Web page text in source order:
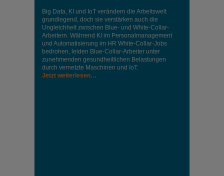
Big Data, KI und IoT verändern die Arbeitswelt
grundlegend, doch sie verstärken auch die
Ungleichheit zwischen Blue- und White-Collar-
Arbeitern. Während KI im Personalmanagement
und Automatisierung im HR White-Collar-Jobs
bedrohen, leiden Blue-Collar-Arbeiter unter
zunehmenden gesundheitlichen Belastungen
durch vernetzte Maschinen und IoT.
Jetzt weiterlesen…